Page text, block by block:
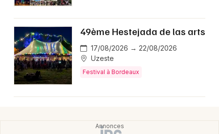
49ème Hestejada de las arts
17/08/2026 → 22/08/2026
Uzeste
Festival à Bordeaux